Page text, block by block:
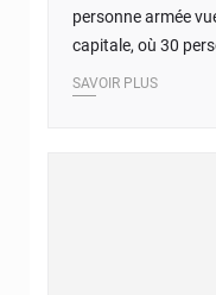
personne armée
capitale, où 30
SAVOIR PLUS